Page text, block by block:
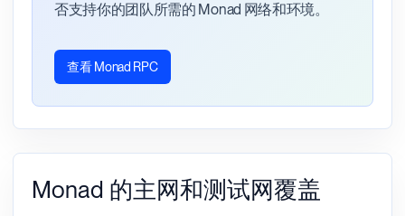
否支持你的团队所需的 Monad 网络和环境。
查看 Monad RPC
Monad 的主网和测试网覆盖